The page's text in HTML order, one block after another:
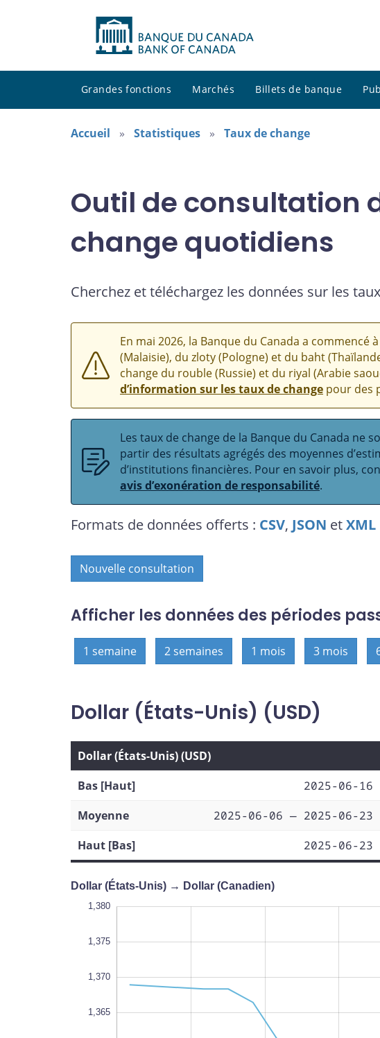
Grandes fonctions Marchés Billets de banque
Accueil Statistiques Taux de change
Outil de consultation
change quotidiens
Cherchez et téléchargez les données sur les
En mai 2026, la Banque du Canada a
(Malaisie), du zloty (Pologne) et du baht
change du rouble (Russie) et du riyal (Arabie
d’information sur les taux de change pour des
Les taux de change de la Banque du Canada ne
partir des résultats agrégés des moyennes
d’institutions financières. Pour en savoir plus,
avis d’exonération de responsabilité.
Formats de données offerts : CSV, JSON etXML
Nouvelle consultation
Afficher les données des périodes
1 semaine 2 semaines 1 mois 3 mois
Dollar (États-Unis) (USD)
Dollar (États-Unis) (USD)
Bas [Haut]
2025-06-16
Moyenne
2025-06-06 — 2025-06-23
Haut [Bas]
2025-06-23
Dollar (États-Unis) → Dollar (Canadien)
1,380
1,375
1,370
1,365